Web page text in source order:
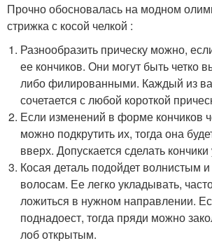
Прочно обосновалась на модном
стрижка с косой челкой :
Разнообразить прическу можно,
ее кончиков. Они могут быть четко
либо филированными. Каждый из
сочетается с любой короткой
Если изменений в форме кончиков
можно подкрутить их, тогда она
вверх. Допускается сделать
Косая деталь подойдет волнистым
волосам. Ее легко укладывать,
ложиться в нужном направлении.
поднадоест, тогда пряди можно
лоб открытым.